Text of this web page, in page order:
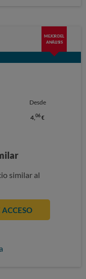
MEJOR DEL
ANÁLISIS
Desde
4,06 €
similar al
ACCESO